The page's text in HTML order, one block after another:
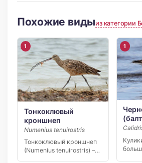
Похожие видыиз категории
1
Тонкоклювый
кроншнеп
Numenius tenuirostris
Тонкоклювый кроншнеп
(Numenius tenuirostris) –
1